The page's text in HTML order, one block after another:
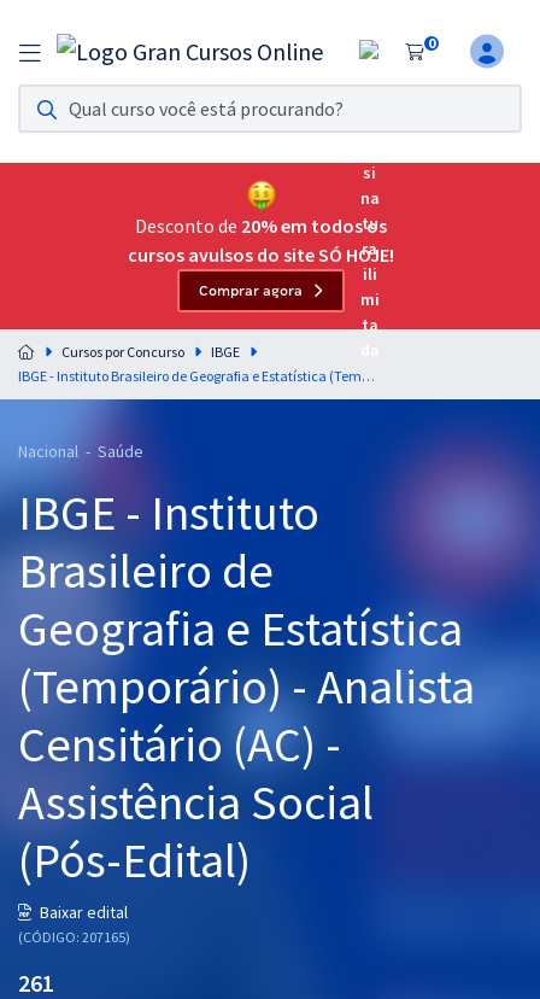
0
Assinatura Ilimitada 11
Acesso a todos os cursos. Teste grátis por 7 dias!
Assinatura OAB Até Passar
Acesso ilimitado a toda preparação para o Exame da
Residências Multiprofissionais
Preparação completa e intensiva para as principais
residências em saúde do Brasil
Cursos 20% OFF
Pós
Graduação
OAB
Questões grátis
Conteúdo gratuito
Blog
Aprovados
Desconto de 20% em todos os
cursos avulsos do site SÓ HOJE!
Comprar agora
Cursos por Concurso
IBGE
IBGE - Instituto Brasileiro de Geografia e Estatística (Temporário) - Analista Censitário (AC) - Assistência Social (Pós-Edital)
Nacional - Saúde
IBGE - Instituto
Brasileiro de
Geografia e Estatística
(Temporário) - Analista
Censitário (AC) -
Assistência Social
(Pós-Edital)
Baixar edital
(CÓDIGO: 207165)
261